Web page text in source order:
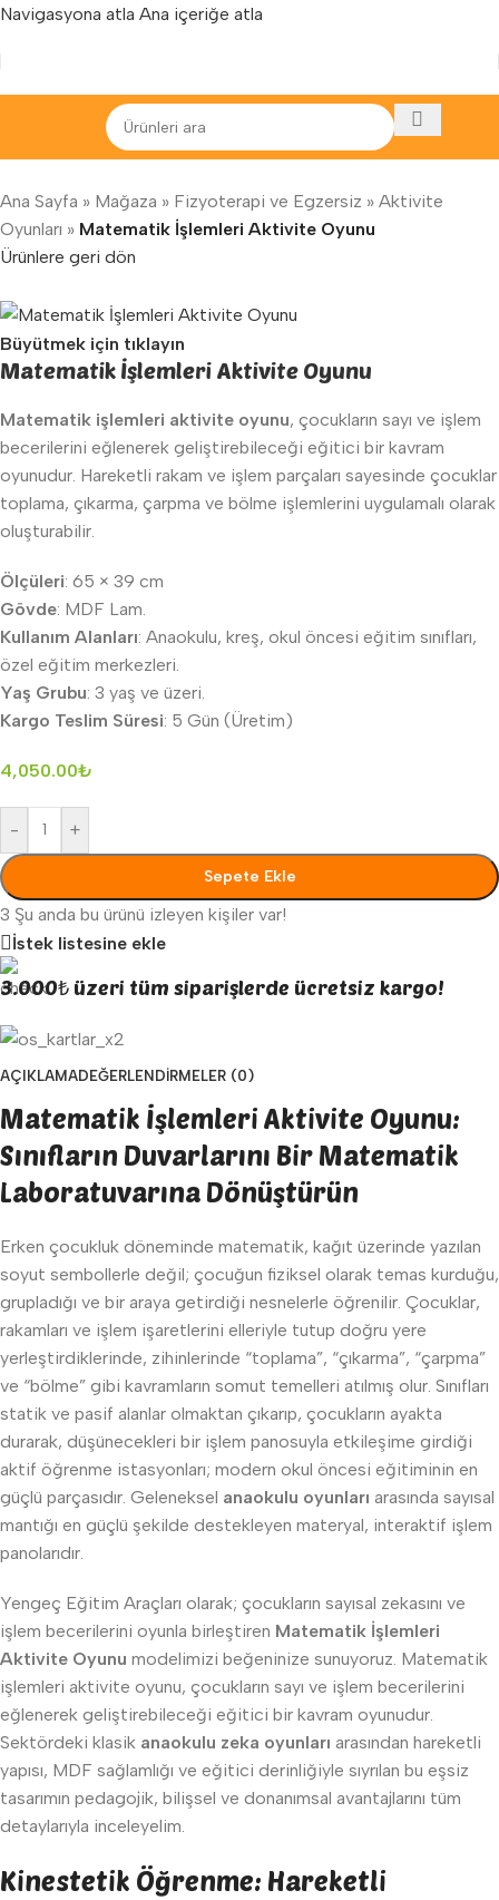
Navigasyona atla Ana içeriğe atla
Ana Sayfa » Mağaza » Fizyoterapi ve Egzersiz » Aktivite
Oyunları » Matematik İşlemleri Aktivite Oyunu
Ürünlere geri dön
Büyütmek için tıklayın
Matematik İşlemleri Aktivite Oyunu
Matematik işlemleri aktivite oyunu, çocukların sayı ve işlem
becerilerini eğlenerek geliştirebileceği eğitici bir kavram
oyunudur. Hareketli rakam ve işlem parçaları sayesinde çocuklar
toplama, çıkarma, çarpma ve bölme işlemlerini uygulamalı olarak
oluşturabilir.
Ölçüleri: 65 × 39 cm
Gövde: MDF Lam.
Kullanım Alanları: Anaokulu, kreş, okul öncesi eğitim sınıfları,
özel eğitim merkezleri.
Yaş Grubu: 3 yaş ve üzeri.
Kargo Teslim Süresi: 5 Gün (Üretim)
4,050.00₺
- +
Sepete Ekle
3 Şu anda bu ürünü izleyen kişiler var!
İstek listesine ekle
3.000₺ üzeri tüm siparişlerde ücretsiz kargo!
AÇIKLAMADEĞERLENDIRMELER (0)
Matematik İşlemleri Aktivite Oyunu:
Sınıfların Duvarlarını Bir Matematik
Laboratuvarına Dönüştürün
Erken çocukluk döneminde matematik, kağıt üzerinde yazılan
soyut sembollerle değil; çocuğun fiziksel olarak temas kurduğu,
grupladığı ve bir araya getirdiği nesnelerle öğrenilir. Çocuklar,
rakamları ve işlem işaretlerini elleriyle tutup doğru yere
yerleştirdiklerinde, zihinlerinde “toplama”, “çıkarma”, “çarpma”
ve “bölme” gibi kavramların somut temelleri atılmış olur. Sınıfları
statik ve pasif alanlar olmaktan çıkarıp, çocukların ayakta
durarak, düşünecekleri bir işlem panosuyla etkileşime girdiği
aktif öğrenme istasyonları; modern okul öncesi eğitiminin en
güçlü parçasıdır. Geleneksel anaokulu oyunları arasında sayısal
mantığı en güçlü şekilde destekleyen materyal, interaktif işlem
panolarıdır.
Yengeç Eğitim Araçları olarak; çocukların sayısal zekasını ve
işlem becerilerini oyunla birleştiren Matematik İşlemleri
Aktivite Oyunu modelimizi beğeninize sunuyoruz. Matematik
işlemleri aktivite oyunu, çocukların sayı ve işlem becerilerini
eğlenerek geliştirebileceği eğitici bir kavram oyunudur.
Sektördeki klasik anaokulu zeka oyunları arasından hareketli
yapısı, MDF sağlamlığı ve eğitici derinliğiyle sıyrılan bu eşsiz
tasarımın pedagojik, bilişsel ve donanımsal avantajlarını tüm
detaylarıyla inceleyelim.
Kinestetik Öğrenme: Hareketli